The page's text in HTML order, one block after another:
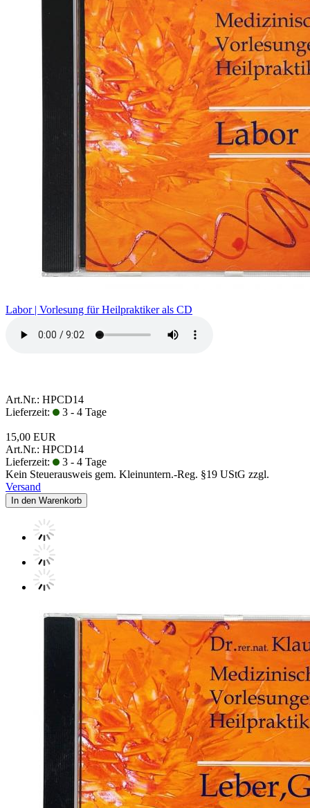
Labor | Vorlesung für Heilpraktiker als CD
Art.Nr.: HPCD14
Lieferzeit:
3 - 4 Tage
15,00 EUR
Art.Nr.: HPCD14
Lieferzeit:
3 - 4 Tage
Kein Steuerausweis gem. Kleinuntern.-Reg. §19 UStG zzgl.
Versand
In den Warenkorb